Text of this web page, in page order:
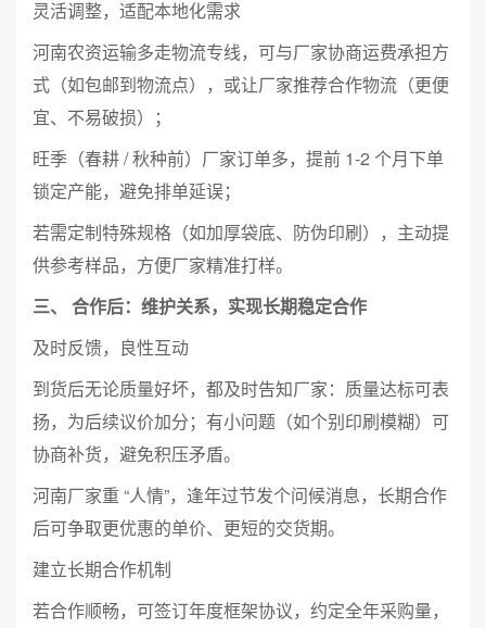
灵活调整，适配本地化需求
河南农资运输多走物流专线，可与厂家协商运费承担方
式（如包邮到物流点），或让厂家推荐合作物流（更便
宜、不易破损）；
旺季（春耕 / 秋种前）厂家订单多，提前 1-2 个月下单
锁定产能，避免排单延误；
若需定制特殊规格（如加厚袋底、防伪印刷），主动提
供参考样品，方便厂家精准打样。
三、 合作后：维护关系，实现长期稳定合作
及时反馈，良性互动
到货后无论质量好坏，都及时告知厂家：质量达标可表
扬，为后续议价加分；有小问题（如个别印刷模糊）可
协商补货，避免积压矛盾。
河南厂家重 “人情”，逢年过节发个问候消息，长期合作
后可争取更优惠的单价、更短的交货期。
建立长期合作机制
若合作顺畅，可签订年度框架协议，约定全年采购量，